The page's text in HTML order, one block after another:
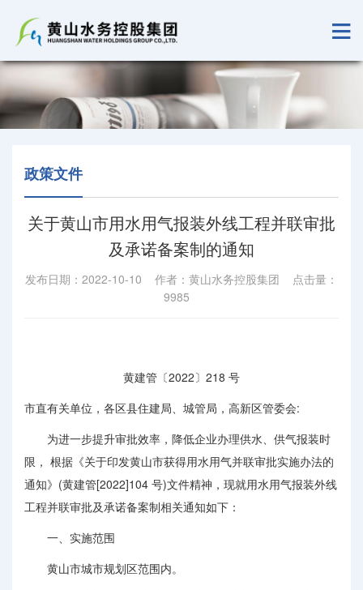
政策文件
关于黄山市用水用气报装外线工程并联审批
及承诺备案制的通知
发布日期：2022-10-10 作者：黄山水务控股集团 点击量：
9985
黄建管〔2022〕218 号
市直有关单位，各区县住建局、城管局，高新区管委会:
为进一步提升审批效率，降低企业办理供水、供气报装时
限， 根据《关于印发黄山市获得用水用气并联审批实施办法的
通知》(黄建管[2022]104 号)文件精神，现就用水用气报装外线
工程并联审批及承诺备案制相关通知如下：
一、实施范围
黄山市城市规划区范围内。